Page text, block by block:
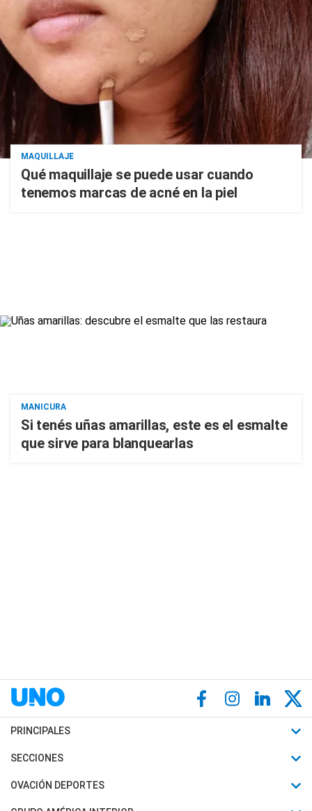
MAQUILLAJE
Qué maquillaje se puede usar cuando
tenemos marcas de acné en la piel
MANICURA
Si tenés uñas amarillas, este es el esmalte
que sirve para blanquearlas
PRINCIPALES
Últimas Noticias
Política
SECCIONES
Horóscopo
Motores
OVACIÓN DEPORTES